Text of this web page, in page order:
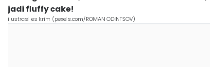
jadi fluffy cake!
ilustrasi es krim (pexels.com/ROMAN ODINTSOV)